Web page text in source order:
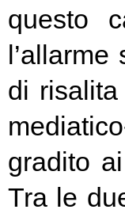
questo
di
gradito
Tra le